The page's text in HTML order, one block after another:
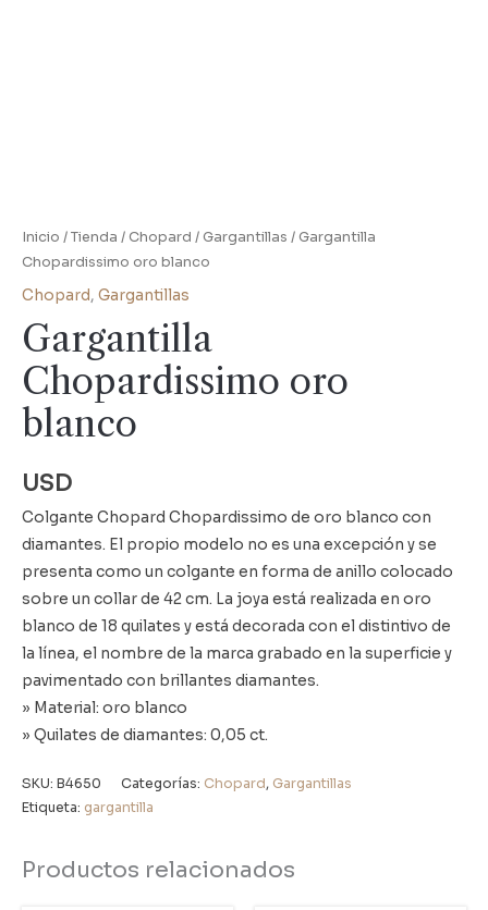
Inicio /Tienda / Chopard /Gargantillas / Gargantilla
Chopardissimo oro blanco
Chopard, Gargantillas
Gargantilla
Chopardissimo oro
blanco
USD
Colgante Chopard Chopardissimo de oro blanco con
diamantes. El propio modelo no es una excepción y se
presenta como un colgante en forma de anillo colocado
sobre un collar de 42 cm. La joya está realizada en oro
blanco de 18 quilates y está decorada con el distintivo de
la línea, el nombre de la marca grabado en la superficie y
pavimentado con brillantes diamantes.
» Material: oro blanco
» Quilates de diamantes: 0,05 ct.
SKU: B4650 Categorías: Chopard, Gargantillas
Etiqueta: gargantilla
Productos relacionados